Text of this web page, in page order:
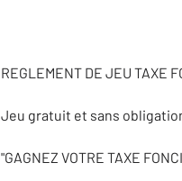
REGLEMENT DE JEU TAXE
Jeu gratuit et sans
"GAGNEZ VOTRE TAXE